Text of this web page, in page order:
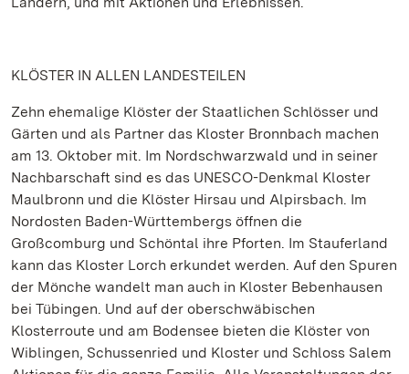
KLÖSTER IN ALLEN LANDESTEILEN
Zehn ehemalige Klöster der Staatlichen Schlösser und
Gärten und als Partner das Kloster Bronnbach machen
am 13. Oktober mit. Im Nordschwarzwald und in seiner
Nachbarschaft sind es das UNESCO-Denkmal Kloster
Maulbronn und die Klöster Hirsau und Alpirsbach. Im
Nordosten Baden-Württembergs öffnen die
Großcomburg und Schöntal ihre Pforten. Im Stauferland
kann das Kloster Lorch erkundet werden. Auf den Spuren
der Mönche wandelt man auch in Kloster Bebenhausen
bei Tübingen. Und auf der oberschwäbischen
Klosterroute und am Bodensee bieten die Klöster von
Wiblingen, Schussenried und Kloster und Schloss Salem